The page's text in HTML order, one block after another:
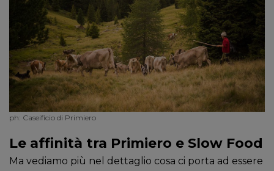
ph: Caseificio di Primiero
Le affinità tra Primiero e Slow Food
Ma vediamo più nel dettaglio cosa ci porta ad essere